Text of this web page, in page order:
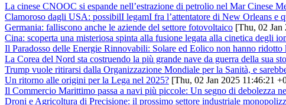
La cinese CNOOC si espande nell’estrazione di petrolio nel Mar Cinese
Clamoroso dagli USA: possibilI legamI fra l’attentatore di New Orleans e
Germania: falliscono anche le aziende del settore fotovoltaico [Thu, 02 Jan
Cina: scoperta una misteriosa spinta alla fusione legata alla cinetica degli
Il Paradosso delle Energie Rinnovabili: Solare ed Eolico non hanno ridotto
La Corea del Nord sta costruendo la più grande nave da guerra della sua
Trump vuole ritirarsi dalla Organizzazione Mondiale per la Sanità, e
Un ritorno alle origini per la Lega nel 2025? [Thu, 02 Jan 2025 11:46:21
Il Commercio Marittimo passa a navi più piccole: Un segno di debolezza
Droni e Agricoltura di Precisione: il prossimo settore industriale